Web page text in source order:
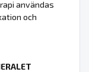
användas
och